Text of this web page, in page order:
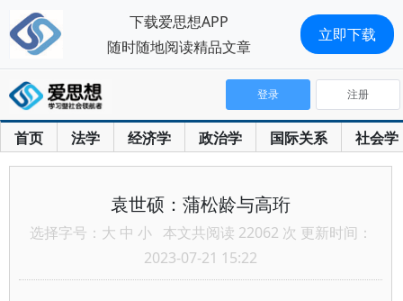
首页 法学 经济学 政治学 国际关系 社会学
登录 注册
袁世硕：蒲松龄与高珩
选择字号： 大 中 小 本文共阅读 22062 次 更新时间：
2023-07-21 15:22
下载爱思想APP
随时随地阅读精品文章
立即下载